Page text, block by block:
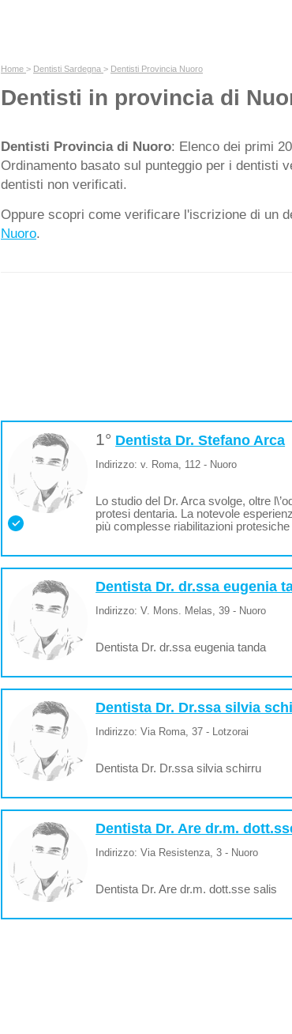
Home > Dentisti Sardegna > Dentisti Provincia Nuoro
Dentisti in provincia di
Dentisti Provincia di Nuoro: Elenco dei primi
Ordinamento basato sul punteggio per i dentisti
dentisti non verificati.
Oppure scopri come verificare l'iscrizione di un
Nuoro.
1° Dentista Dr. Stefano Arca
Indirizzo: v. Roma, 112 - Nuoro
Lo studio del Dr. Arca svolge, oltre
protesi dentaria. La notevole
più complesse riabilitazioni
Dentista Dr. dr.ssa eugenia
Indirizzo: V. Mons. Melas, 39 - Nuoro
Dentista Dr. dr.ssa eugenia tanda
Dentista Dr. Dr.ssa silvia
Indirizzo: Via Roma, 37 - Lotzorai
Dentista Dr. Dr.ssa silvia schirru
Dentista Dr. Are dr.m.
Indirizzo: Via Resistenza, 3 - Nuoro
Dentista Dr. Are dr.m. dott.sse salis